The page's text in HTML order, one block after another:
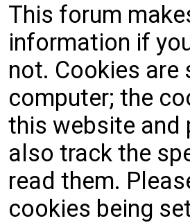
This forum
information if
not. Cookies
computer; the
this website and
also track the
read them.
cookies being